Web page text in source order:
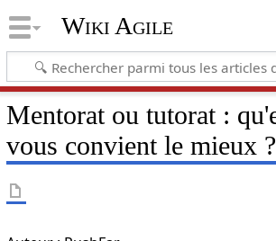
Wiki Agile
Mentorat ou tutorat :
vous convient le mieux ?